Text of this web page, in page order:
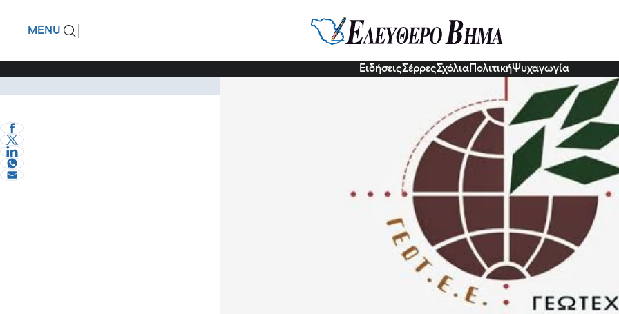
MENU
ΕιδήσειςΣέρρεςΣχόλια ΠολιτικήΨυχαγωγία
Ο ΓΕΩΤΕΕ για τις Εκτεταμένες ζημιές σε
του Δήμου Παγγαίου και Αμφίπολης